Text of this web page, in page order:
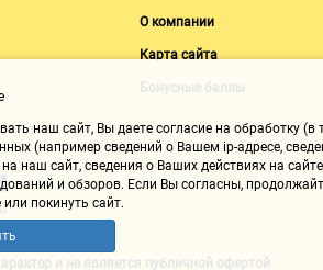
О компании
Карта сайта
Бонусные баллы
и не является публичной офертой
наш cайт, Вы даете согласие на обработку
(например сведений о Вашем ip-адресе,
наш сайт, сведения о Ваших действиях на
и обзоров. Если Вы согласны,
покинуть сайт.